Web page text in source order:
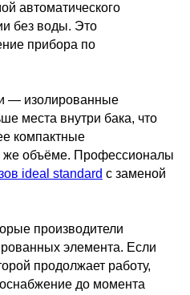
автоматического
без воды. Это
прибора по
— изолированные
места внутри бака, что
компактные
же объёме. Профессионалы
ideal standard с заменой
производители
элемента. Если
продолжает работу,
до момента